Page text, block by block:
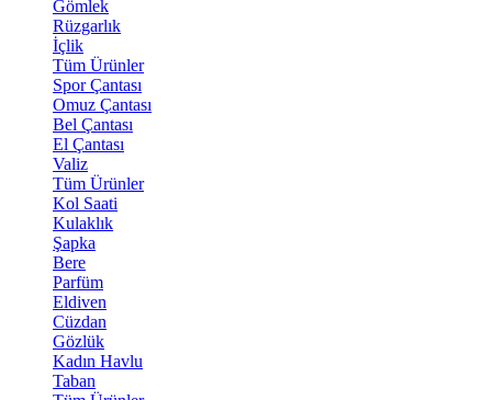
Gömlek
Rüzgarlık
İçlik
Tüm Ürünler
Spor Çantası
Omuz Çantası
Bel Çantası
El Çantası
Valiz
Tüm Ürünler
Kol Saati
Kulaklık
Şapka
Bere
Parfüm
Eldiven
Cüzdan
Gözlük
Kadın Havlu
Taban